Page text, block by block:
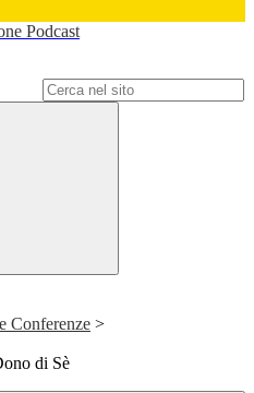
Podcast
Conferenze >
di Sè